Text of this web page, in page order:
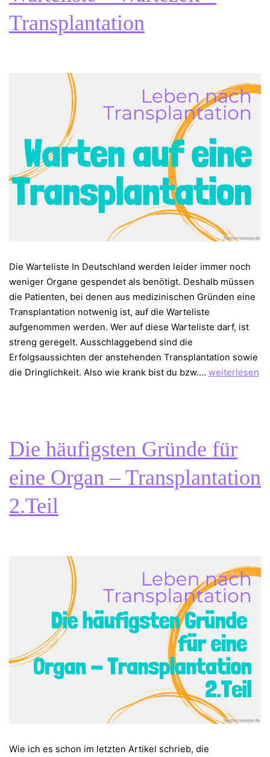
New
Transplantation
Die Warteliste In Deutschland werden leider immer noch
weniger Organe gespendet als benötigt. Deshalb müssen
die Patienten, bei denen aus medizinischen Gründen eine
Transplantation notwenig ist, auf die Warteliste
aufgenommen werden. Wer auf diese Warteliste darf, ist
streng geregelt. Ausschlaggebend sind die
Erfolgsaussichten der anstehenden Transplantation sowie
die Dringlichkeit. ⁠Also wie krank bist du bzw.… Warteliste
weiterlesen
Die häufigsten Gründe für
eine Organ – Transplantation
2.Teil
Wie ich es schon im letzten Artikel schrieb, die